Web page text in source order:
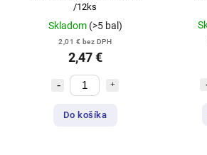
/12ks
Skladom (>5 bal)
2,01 € bez DPH
2,47 €
Do košíka